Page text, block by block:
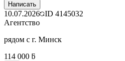
Написать
10.07.2026 ID 4145032
Агентство
рядом с г. Минск
114 000 ƃ